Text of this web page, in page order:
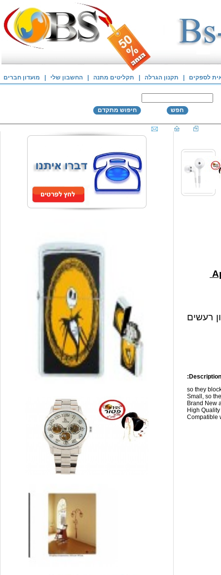
לספקים תקנון הגרלה תקליטים מתנה החשבון שלי מועדון חברים
חפש חיפוש מתקדם
רעשים
so they
Small, so
Brand New
High
Compatible